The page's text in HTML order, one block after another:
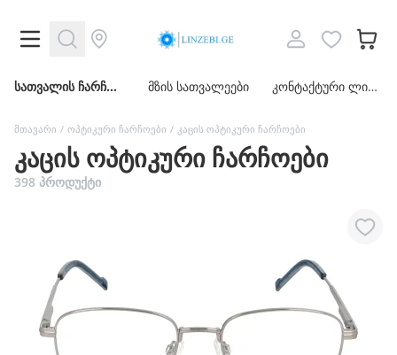
სათვალის
ჩარჩოები
მზის
კონტაქტური
ლინზები
სათვალის ჩარჩოები მზის სათვალეები კონტაქტური ლინზები
მთავარი / ოპტიკური ჩარჩოები / კაცის ოპტიკური ჩარჩოები
კაცის ოპტიკური ჩარჩოები
398 პროდუქტი